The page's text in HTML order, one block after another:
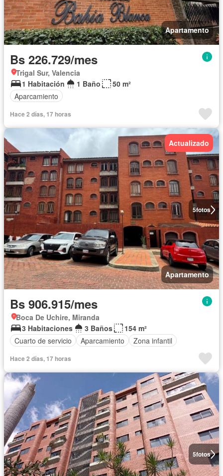
Apartamento
Bs 226.729/mes
Trigal Sur, Valencia
1 Habitación
1 Baño
50 m²
Aparcamiento
Hace 2 días, 17 horas
5fotos
Actualizado
Apartamento
Bs 906.915/mes
Boca De Uchire, Miranda
3 Habitaciones
3 Baños
154 m²
Cuarto de servicio
Aparcamiento Zona infantil
Hace 2 días, 17 horas
5fotos